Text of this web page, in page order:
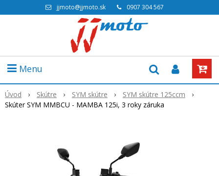
jjmoto@jjmoto.sk 0907 304 567
Menu
Úvod Skútre SYM skútre
SYM skútre 125ccm
Skúter SYM MMBCU - MAMBA 125i, 3 roky záruka